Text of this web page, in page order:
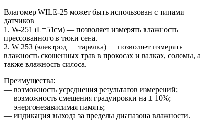
Влагомер WILE-25 может быть использован с типами
датчиков
1. W-251 (L=51см) — позволяет измерять влажность
прессованного в тюки сена.
2. W-253 (электрод — тарелка) — позволяет измерять
влажность скошенных трав в прокосах и валках, соломы, а
также влажность силоса.
Преимущества:
— возможность усреднения результатов измерений;
— возможность смещения градуировки на ± 10%;
— энергонезависимая память;
— индикация выхода за пределы диапазона влажности.